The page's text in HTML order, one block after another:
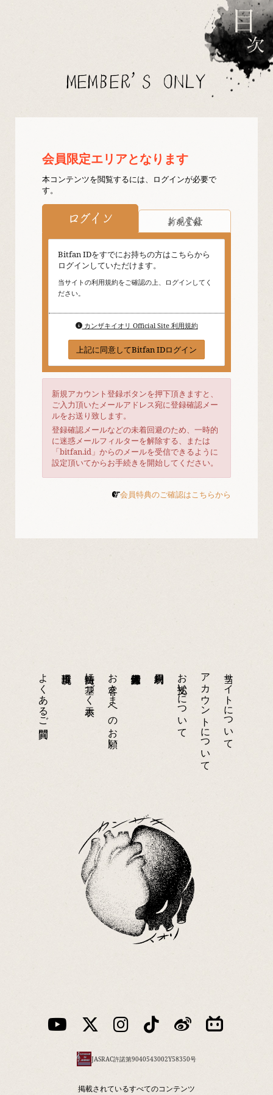
MEMBER'S ONLY
会員限定エリアとなります
本コンテンツを閲覧するには、ログインが必要で
す。
ログイン 新規登録
Bitfan IDをすでにお持ちの方はこちらから
ログインしていただけます。
当サイトの利用規約をご確認の上、ログインしてく
ださい。
カンザキイオリ Official Site 利用規約
上記に同意してBitfan IDログイン
新規アカウント登録ボタンを押下頂きますと、
ご入力頂いたメールアドレス宛に登録確認メー
ルをお送り致します。
登録確認メールなどの未着回避のため、一時的
に迷惑メールフィルターを解除する、または
「bitfan.id」からのメールを受信できるように
設定頂いてからお手続きを開始してください。
会員特典のご確認はこちらから
当サイトについて
アカウントについて
お支払いについて
お客さまへのお願い
特商法に基づく表示
よくあるご質問
JASRAC許諾第9040543002Y58350号
掲載されているすべてのコンテンツ